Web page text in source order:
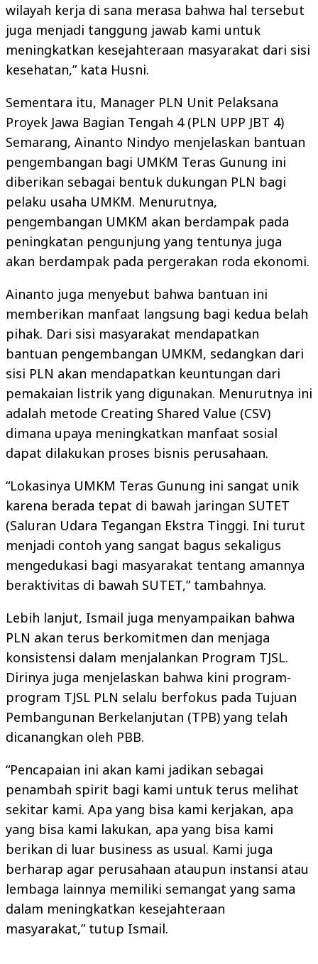
wilayah kerja di sana merasa bahwa hal tersebut
juga menjadi tanggung jawab kami untuk
meningkatkan kesejahteraan masyarakat dari sisi
kesehatan,” kata Husni.
Sementara itu, Manager PLN Unit Pelaksana
Proyek Jawa Bagian Tengah 4 (PLN UPP JBT 4)
Semarang, Ainanto Nindyo menjelaskan bantuan
pengembangan bagi UMKM Teras Gunung ini
diberikan sebagai bentuk dukungan PLN bagi
pelaku usaha UMKM. Menurutnya,
pengembangan UMKM akan berdampak pada
peningkatan pengunjung yang tentunya juga
akan berdampak pada pergerakan roda ekonomi.
Ainanto juga menyebut bahwa bantuan ini
memberikan manfaat langsung bagi kedua belah
pihak. Dari sisi masyarakat mendapatkan
bantuan pengembangan UMKM, sedangkan dari
sisi PLN akan mendapatkan keuntungan dari
pemakaian listrik yang digunakan. Menurutnya ini
adalah metode Creating Shared Value (CSV)
dimana upaya meningkatkan manfaat sosial
dapat dilakukan proses bisnis perusahaan.
“Lokasinya UMKM Teras Gunung ini sangat unik
karena berada tepat di bawah jaringan SUTET
(Saluran Udara Tegangan Ekstra Tinggi. Ini turut
menjadi contoh yang sangat bagus sekaligus
mengedukasi bagi masyarakat tentang amannya
beraktivitas di bawah SUTET,” tambahnya.
Lebih lanjut, Ismail juga menyampaikan bahwa
PLN akan terus berkomitmen dan menjaga
konsistensi dalam menjalankan Program TJSL.
Dirinya juga menjelaskan bahwa kini program-
program TJSL PLN selalu berfokus pada Tujuan
Pembangunan Berkelanjutan (TPB) yang telah
dicanangkan oleh PBB.
“Pencapaian ini akan kami jadikan sebagai
penambah spirit bagi kami untuk terus melihat
sekitar kami. Apa yang bisa kami kerjakan, apa
yang bisa kami lakukan, apa yang bisa kami
berikan di luar business as usual. Kami juga
berharap agar perusahaan ataupun instansi atau
lembaga lainnya memiliki semangat yang sama
dalam meningkatkan kesejahteraan
masyarakat,” tutup Ismail.